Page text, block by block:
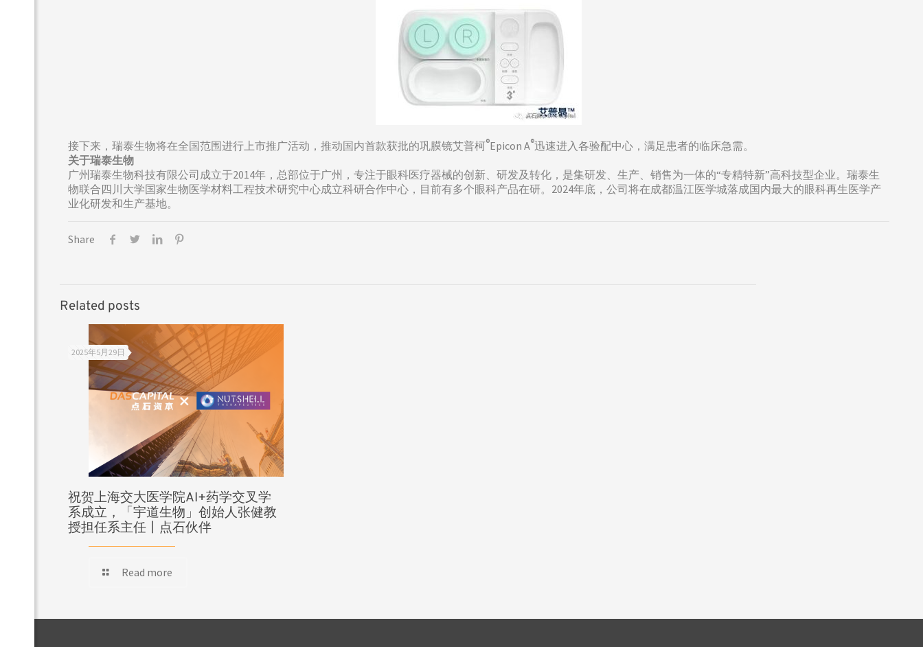
接下来，瑞泰生物将在全国范围进行上市推广活动，推动国内首款获批的巩膜镜艾普柯®Epicon A®迅速进入各验配中心，满足患者的临床急需。
关于瑞泰生物
广州瑞泰生物科技有限公司成立于2014年，总部位于广州，专注于眼科医疗器械的创新、研发及转化，是集研发、生产、销售为一体的“专精特新”高科技型企业。瑞泰生
物联合四川大学国家生物医学材料工程技术研究中心成立科研合作中心，目前有多个眼科产品在研。2024年底，公司将在成都温江医学城落成国内最大的眼科再生医学产
业化研发和生产基地。
Share
Related posts
2025年5月29日
祝贺上海交大医学院AI+药学交叉学
系成立，「宇道生物」创始人张健教
授担任系主任丨点石伙伴
Read more